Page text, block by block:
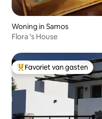
Woning in Samos
Flora 's House
Topfavoriet van gasten
Favoriet van gasten